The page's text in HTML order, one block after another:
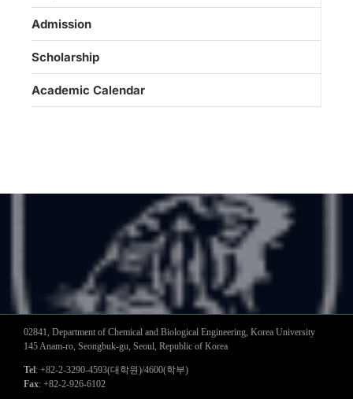
Admission
Scholarship
Academic Calendar
02841, Department of Chemical and Biological Engineering, Korea University
145 Anam-ro, Seongbuk-gu, Seoul, Republic of Korea
Tel: +82-2-3290-4593(대학원)/4600(학부)
Fax: +82-2-926-6102